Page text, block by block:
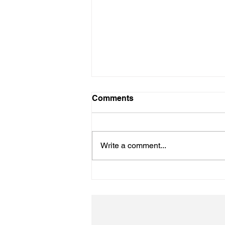
Comments
Write a comment...